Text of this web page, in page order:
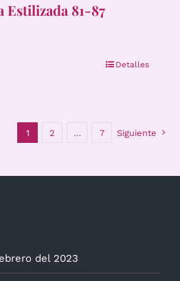
Estilizada 81-87
Detalles
1 2 … 7 Siguiente
del 2023